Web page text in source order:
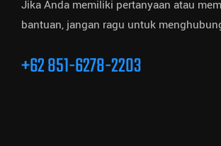
Jika Anda memiliki pertanyaan atau
bantuan, jangan ragu untuk
+62 851-6278-2203